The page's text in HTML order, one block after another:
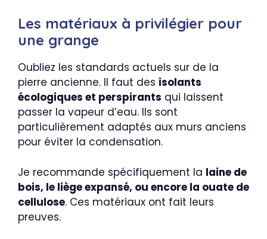
Les matériaux à privilégier pour
une grange
Oubliez les standards actuels sur de la
pierre ancienne. Il faut des isolants
écologiques et perspirants qui laissent
passer la vapeur d’eau. Ils sont
particulièrement adaptés aux murs anciens
pour éviter la condensation.
Je recommande spécifiquement la laine de
bois, le liège expansé, ou encore la ouate de
cellulose. Ces matériaux ont fait leurs
preuves.